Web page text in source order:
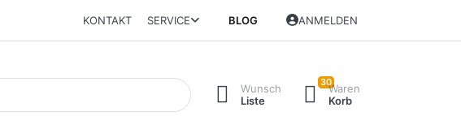
KONTAKT SERVICE BLOG ANMELDEN
Wunsch
Liste
30Waren
Korb